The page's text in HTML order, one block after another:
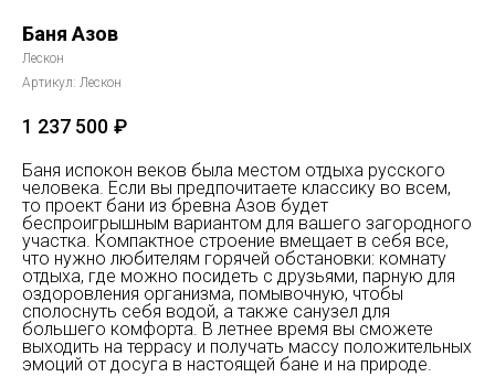
Баня Азов
Лескон
Артикул: Лескон
1 237 500 ₽
Баня испокон веков была местом отдыха русского
человека. Если вы предпочитаете классику во всем,
то проект бани из бревна Азов будет
беспроигрышным вариантом для вашего загородного
участка. Компактное строение вмещает в себя все,
что нужно любителям горячей обстановки: комнату
отдыха, где можно посидеть с друзьями, парную для
оздоровления организма, помывочную, чтобы
сполоснуть себя водой, а также санузел для
большего комфорта. В летнее время вы сможете
выходить на террасу и получать массу положительных
эмоций от досуга в настоящей бане и на природе.